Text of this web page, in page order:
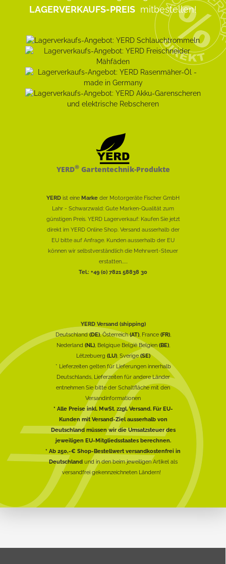
LAGERVERKAUFS-PREIS mitbestellen!
YERD®Gartentechnik-Produkte
YERD ist eine Marke der Motorgeräte Fischer GmbH
Lahr - Schwarzwald: Gute Marken-Qualität zum
günstigen Preis. YERD Lagerverkauf: Kaufen Sie jetzt
direkt im YERD Online Shop. Versand ausserhalb der
EU bitte auf Anfrage. Kunden ausserhalb der EU
können wir selbstverständlich die Mehrwert-Steuer
erstatten......
Tel.: +49 (0) 7821 58838 30
YERD Versand (shipping)
Deutschland(DE), Österreich(AT), France (FR),
Nederland (NL), Belgique België Belgien (BE),
Lëtzebuerg (LU), Sverige(SE)
* Lieferzeiten gelten für Lieferungen innerhalb
Deutschlands, Lieferzeiten für andere Länder
entnehmen Sie bitte der Schaltfläche mit den
Versandinformationen
* Alle Preise inkl. MwSt. zzgl. Versand. Für EU-
Kunden mit Versand-Ziel ausserhalb von
Deutschland müssen wir die Umsatzsteuer des
jeweiligen EU-Mitgliedsstaates berechnen.
* Ab 250,-€ Shop-Bestellwert versandkostenfrei in
Deutschlandund in den beim jeweiligen Artikel als
versandfrei gekennzeichneten Ländern!